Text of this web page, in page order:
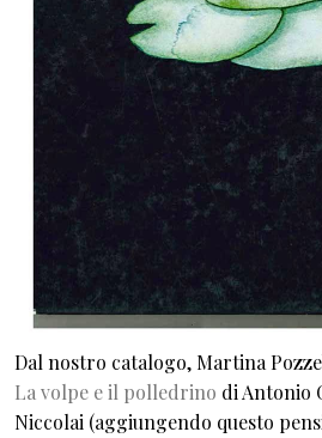
Dal nostro catalogo, Martina
La volpe e il polledrino di Antonio
Niccolai (aggiungendo questo